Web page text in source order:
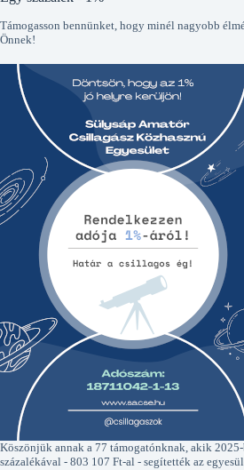
Támogasson bennünket, hogy minél nagyobb
Önnek!
Köszönjük annak a 77 támogatónknak, akik
százalékával - 803 107 Ft-al - segítették az